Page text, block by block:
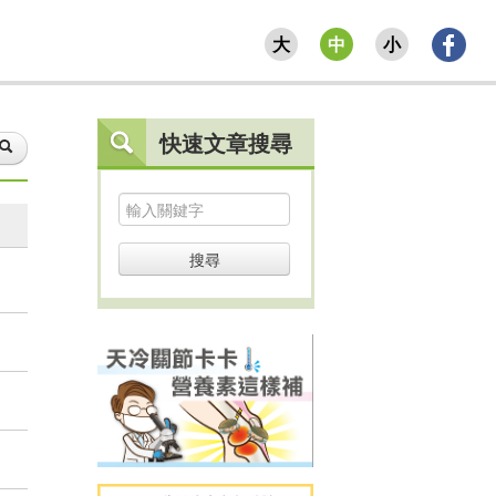
大 中 小
快速文章搜尋
搜尋